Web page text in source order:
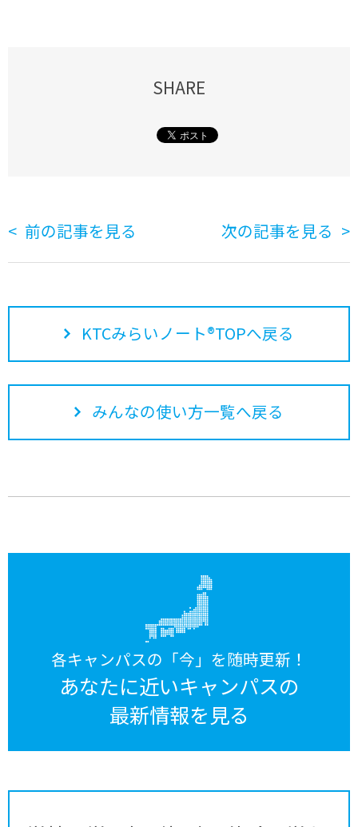
SHARE
前の記事を見る 次の記事を見る
KTCみらいノート®TOPへ戻る
みんなの使い方一覧へ戻る
各キャンパスの「今」を随時更新！
あなたに近いキャンパスの
最新情報を見る